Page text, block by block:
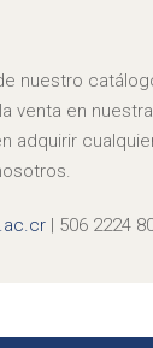
nuestro
venta en
adquirir
| 506 2224